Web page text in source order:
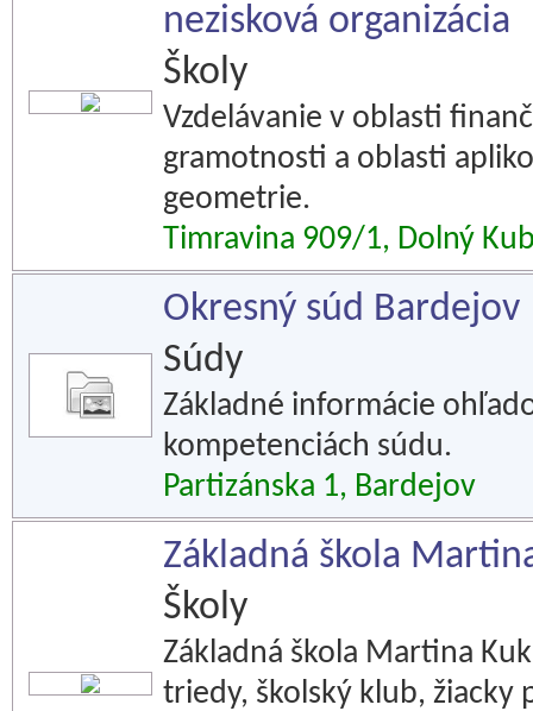
nezisková organizácia
Školy
Vzdelávanie v oblasti
gramotnosti a oblasti
geometrie.
Timravina 909/1, Dolný
Okresný súd Bardejov
Súdy
Základné informácie
kompetenciách súdu.
Partizánska 1, Bardejov
Základná škola
Školy
Základná škola Martina
triedy, školský klub, žiacky